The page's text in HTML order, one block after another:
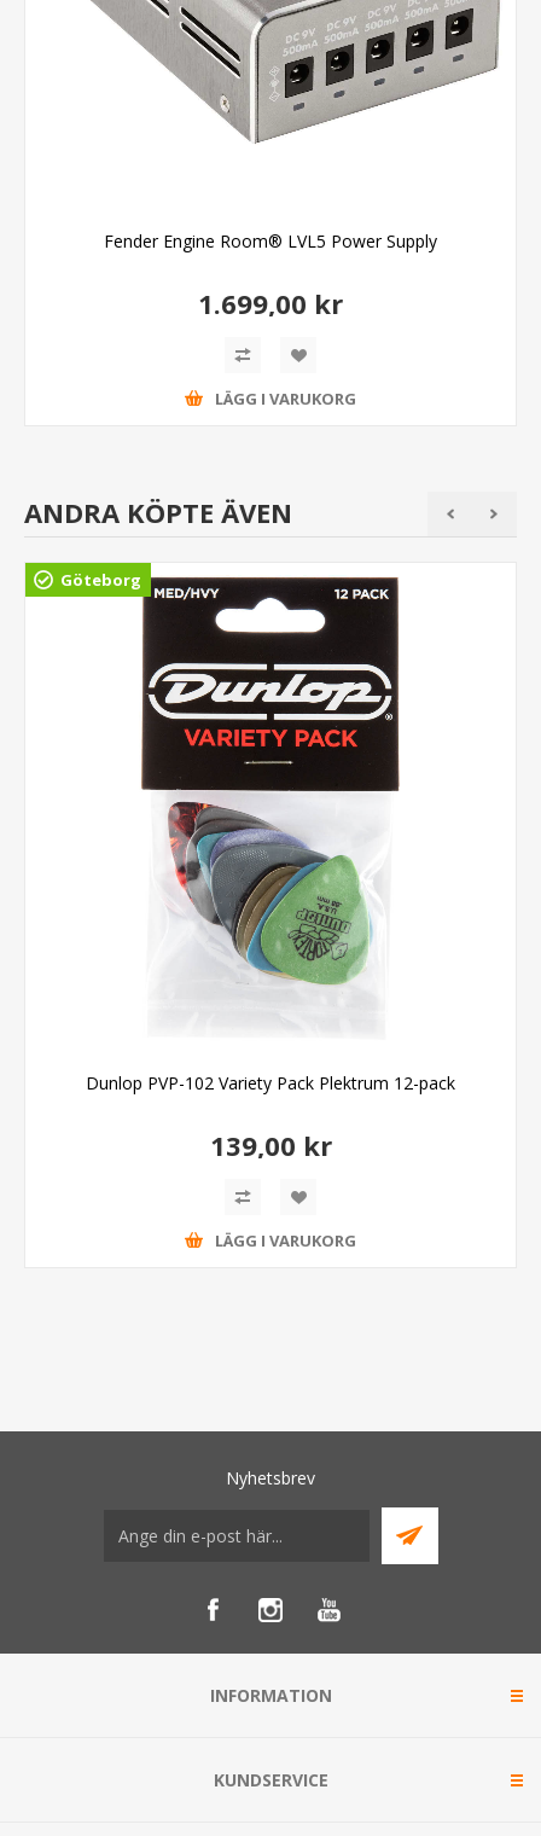
Fender Engine Room® LVL5 Power Supply
1.699,00 kr
LÄGG I VARUKORG
ANDRA KÖPTE ÄVEN
Göteborg
Dunlop PVP-102 Variety Pack Plektrum 12-pack
139,00 kr
LÄGG I VARUKORG
Nyhetsbrev
INFORMATION
KUNDSERVICE